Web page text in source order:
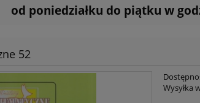
od poniedziałku do piątku w
52
Wysyłka